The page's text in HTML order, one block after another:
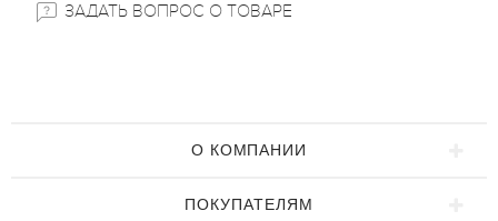
ЗАДАТЬ ВОПРОС О ТОВАРЕ
О КОМПАНИИ
ПОКУПАТЕЛЯМ